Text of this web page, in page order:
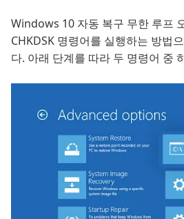
Windows 10 자동 복구 무한 루프
CHKDSK 명령어를 실행하는 방법
다. 아래 단계를 따라 두 명령어 중